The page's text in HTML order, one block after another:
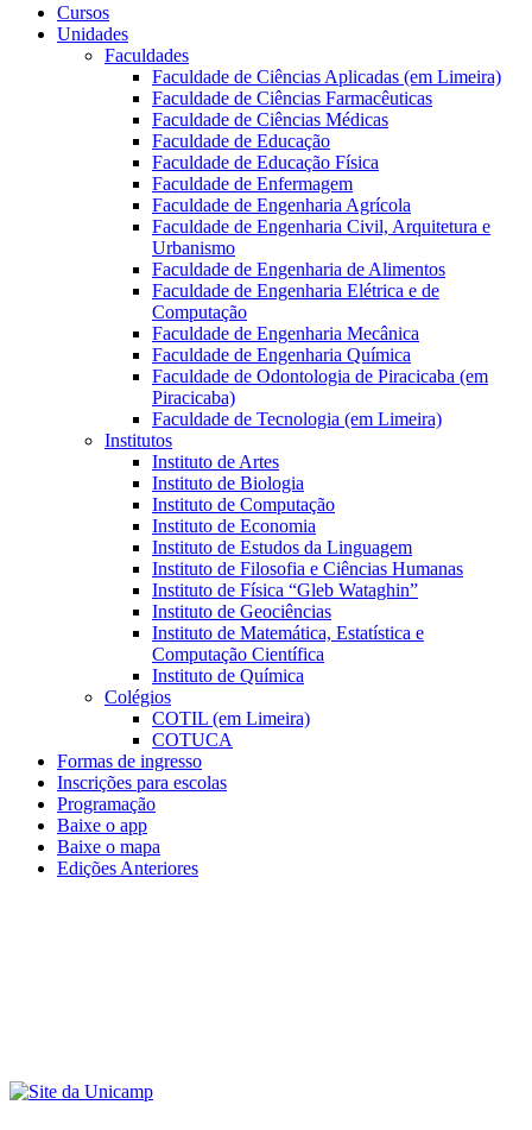
Cursos
Unidades
Faculdades
Faculdade de Ciências Aplicadas (em Limeira)
Faculdade de Ciências Farmacêuticas
Faculdade de Ciências Médicas
Faculdade de Educação
Faculdade de Educação Física
Faculdade de Enfermagem
Faculdade de Engenharia Agrícola
Faculdade de Engenharia Civil, Arquitetura e
Urbanismo
Faculdade de Engenharia de Alimentos
Faculdade de Engenharia Elétrica e de
Computação
Faculdade de Engenharia Mecânica
Faculdade de Engenharia Química
Faculdade de Odontologia de Piracicaba (em
Piracicaba)
Faculdade de Tecnologia (em Limeira)
Institutos
Instituto de Artes
Instituto de Biologia
Instituto de Computação
Instituto de Economia
Instituto de Estudos da Linguagem
Instituto de Filosofia e Ciências Humanas
Instituto de Física “Gleb Wataghin”
Instituto de Geociências
Instituto de Matemática, Estatística e
Computação Científica
Instituto de Química
Colégios
COTIL (em Limeira)
COTUCA
Formas de ingresso
Inscrições para escolas
Programação
Baixe o app
Baixe o mapa
Edições Anteriores